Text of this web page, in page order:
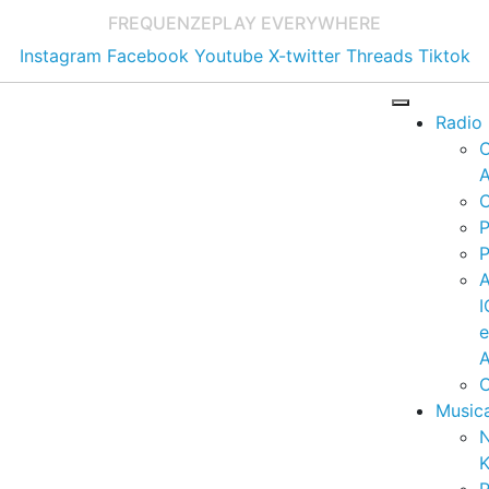
FREQUENZEPLAY EVERYWHERE
Instagram Facebook Youtube X-twitter Threads Tiktok
Radio
e